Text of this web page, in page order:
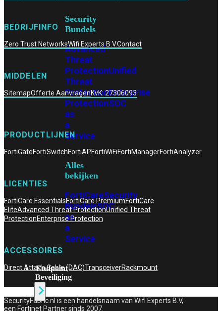
Security
Bundels
Advanced
Threat
ProtectionUnified
Threat
ProtectionEnterprise
ProtectionSOC
as
a
Service
Alles
bekijken
FortiCareSecurity
BundelsSOC
as
a
Service
Endpoint
Beveiliging
BEDRIJFINFO
Zero Trust NetworksWifi Experts B.V.Contact
MIDDELEN
SitemapOfferte AanvragenKvK: 27306093
PRODUCTLIJNEN
FortiGateFortiSwitchFortiAPFortiWiFiFortiManagerFortiAnalyzer
LICENTIES
FortiCare EssentialsFortiCare PremiumFortiCare
EliteAdvanced Threat ProtectionUnified Threat
ProtectionEnterprise Protection
ACCESSOIRES
Direct Attach Cable (DAC)TransceiverRackmount
SecurityFabric.nl is een handelsnaam van Wifi Experts B.V,
een Fortinet Partner sinds 2007.